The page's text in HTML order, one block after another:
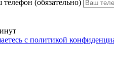
(обязательно)
с политикой